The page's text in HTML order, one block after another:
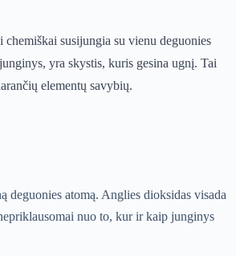
susijungia su vienu deguonies
yra skystis, kuris gesina ugnį. Tai
elementų savybių.
deguonies atomą. Anglies dioksidas visada
nuo to, kur ir kaip junginys